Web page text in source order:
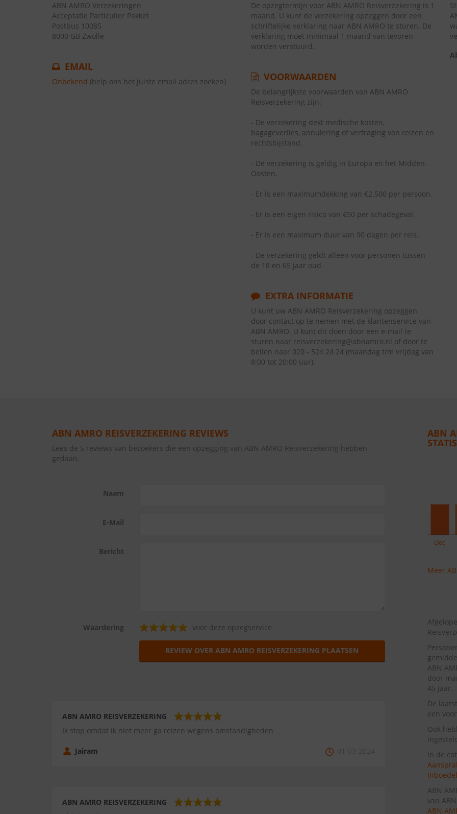
ABN AMRO Verzekeringen
Acceptatie Particulier Pakket
Postbus 10085
8000 GB Zwolle
EMAIL
Onbekend (help ons het juiste email adres zoeken)
De opzegtermijn voor ABN AMRO Reisverzekering is 1
maand. U kunt de verzekering opzeggen door een
schriftelijke verklaring naar ABN AMRO te sturen. De
verklaring moet minimaal 1 maand van tevoren
worden verstuurd.
VOORWAARDEN
De belangrijkste voorwaarden van ABN AMRO
Reisverzekering zijn:
- De verzekering dekt medische kosten,
bagageverlies, annulering of vertraging van reizen en
rechtsbijstand.
- De verzekering is geldig in Europa en het Midden-
Oosten.
- Er is een maximumdekking van €2.500 per persoon.
- Er is een eigen risico van €50 per schadegeval.
- Er is een maximum duur van 90 dagen per reis.
- De verzekering geldt alleen voor personen tussen
de 18 en 65 jaar oud.
EXTRA INFORMATIE
U kunt uw ABN AMRO Reisverzekering opzeggen
door contact op te nemen met de klantenservice van
ABN AMRO. U kunt dit doen door een e-mail te
sturen naar reisverzekering@abnamro.nl of door te
bellen naar 020 - 524 24 24 (maandag t/m vrijdag van
8:00 tot 20:00 uur).
ABN AMRO REISVERZEKERING REVIEWS
Lees de 5 reviews van bezoekers die een opzegging van ABN AMRO Reisverzekering hebben
gedaan.
Naam
E-Mail
Bericht
Waardering voor deze opzegservice
REVIEW OVER ABN AMRO REISVERZEKERING PLAATSEN
ABN AMRO REISVERZEKERING
Ik stop omdat ik niet meer ga reizen wegens omstandigheden
Jairam
ABN AMRO REISVERZEKERING
ABN
Meer
ABN
door
45 jaar.
De
een
Ook
In de
ABN
van
ABN